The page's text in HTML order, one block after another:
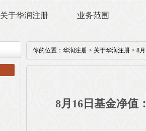
关于华润注册 业务范围
你的位置： 华润注册 > 关于华润注册 > 8
8月16日基金净值